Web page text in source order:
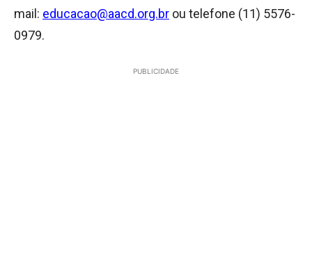
mail: educacao@aacd.org.br ou telefone (11) 5576-
0979.
PUBLICIDADE